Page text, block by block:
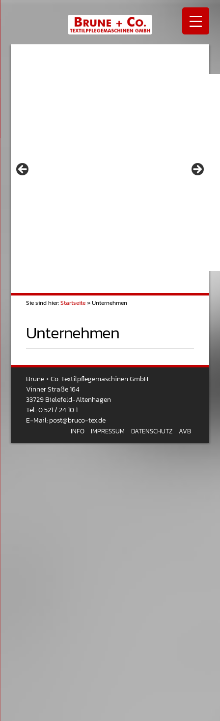
Sie sind hier:Startseite»Unternehmen
Unternehmen
Brune + Co. Textilpflegemaschinen GmbH
Vinner Straße 164
33729 Bielefeld-Altenhagen
Tel.: 0 521 / 24 10 1
E-Mail: post@bruco-tex.de
INFO IMPRESSUM DATENSCHUTZ AVB